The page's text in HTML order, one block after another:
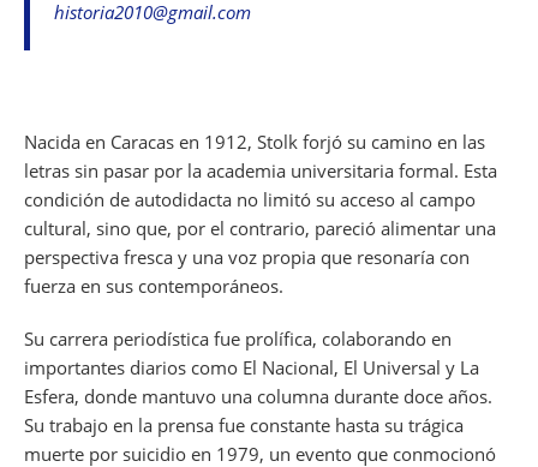
k
a
historia2010@gmail.com
Nacida en Caracas en 1912, Stolk forjó su camino en las
letras sin pasar por la academia universitaria formal. Esta
condición de autodidacta no limitó su acceso al campo
cultural, sino que, por el contrario, pareció alimentar una
perspectiva fresca y una voz propia que resonaría con
fuerza en sus contemporáneos.
Su carrera periodística fue prolífica, colaborando en
importantes diarios como El Nacional, El Universal y La
Esfera, donde mantuvo una columna durante doce años.
Su trabajo en la prensa fue constante hasta su trágica
muerte por suicidio en 1979, un evento que conmocionó